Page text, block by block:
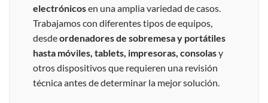
electrónicosen una amplia variedad de casos.
Trabajamos con diferentes tipos de equipos,
desdeordenadores de sobremesa y portátiles
hasta móviles, tablets, impresoras, consolasy
otros dispositivos que requieren una revisión
técnica antes de determinar la mejor solución.